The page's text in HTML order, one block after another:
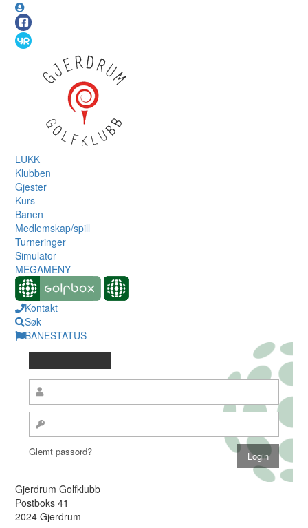
LUKK
Klubben
Gjester
Kurs
Banen
Medlemskap/spill
Turneringer
Simulator
MEGAMENY
Kontakt
Søk
BANESTATUS
Glemt passord?
Gjerdrum Golfklubb
Postboks 41
2024 Gjerdrum